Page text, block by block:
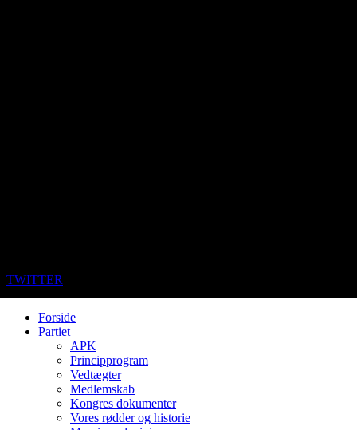
TWITTER
Forside
Partiet
APK
Principprogram
Vedtægter
Medlemskab
Kongres dokumenter
Vores rødder og historie